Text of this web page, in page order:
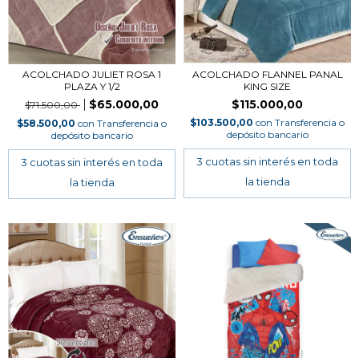
ACOLCHADO JULIET ROSA 1
PLAZA Y 1/2
$71.500,00
$65.000,00
$58.500,00 con Transferencia o
depósito bancario
ACOLCHADO FLANNEL PANAL
KING SIZE
$115.000,00
$103.500,00 con Transferencia o
depósito bancario